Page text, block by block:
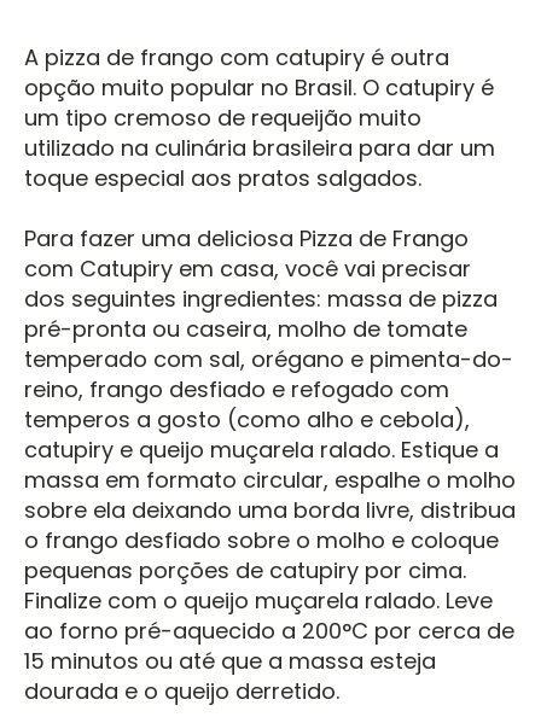
A pizza de frango com catupiry é outra
opção muito popular no Brasil. O catupiry é
um tipo cremoso de requeijão muito
utilizado na culinária brasileira para dar um
toque especial aos pratos salgados.
Para fazer uma deliciosa Pizza de Frango
com Catupiry em casa, você vai precisar
dos seguintes ingredientes: massa de pizza
pré-pronta ou caseira, molho de tomate
temperado com sal, orégano e pimenta-do-
reino, frango desfiado e refogado com
temperos a gosto (como alho e cebola),
catupiry e queijo muçarela ralado. Estique a
massa em formato circular, espalhe o molho
sobre ela deixando uma borda livre, distribua
o frango desfiado sobre o molho e coloque
pequenas porções de catupiry por cima.
Finalize com o queijo muçarela ralado. Leve
ao forno pré-aquecido a 200°C por cerca de
15 minutos ou até que a massa esteja
dourada e o queijo derretido.